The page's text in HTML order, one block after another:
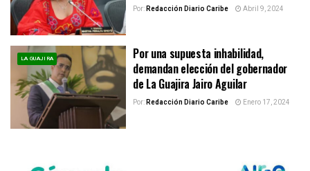
Por:Redacción Diario Caribe Abril 9, 2024
LA GUAJIRA
Por una supuesta inhabilidad,
demandan elección del gobernador
de La Guajira Jairo Aguilar
Por:Redacción Diario Caribe Enero 17, 2024